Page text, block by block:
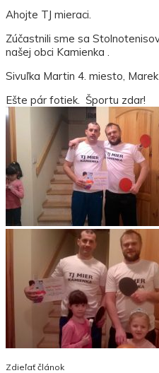
Ahojte TJ mieraci.
Zúčastnili sme sa
našej obci Kamienka .
Sivuľka Martin 4. miesto,
Ešte pár fotiek. Športu zdar!
Zdieľať článok